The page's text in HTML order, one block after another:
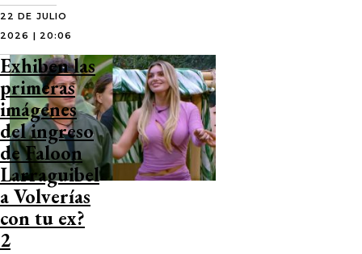
22 DE JULIO
2026 | 20:06
Exhiben las
primeras
imágenes
del ingreso
de Faloon
Larraguibel
a Volverías
con tu ex?
2